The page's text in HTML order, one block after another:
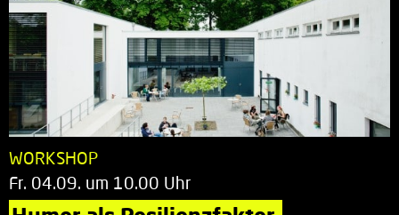
WORKSHOP
Fr. 04.09. um 10.00 Uhr